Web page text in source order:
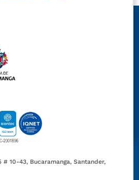
# 10-43, Bucaramanga, Santander,